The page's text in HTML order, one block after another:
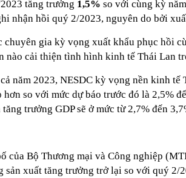
tăng trưởng 1,5% so với cùng kỳ
nhận hồi quý 2/2023, nguyên do bởi
chuyên gia kỳ vọng xuất khẩu phục hồi
nào cải thiện tình hình kinh tế Thái Lan
năm 2023, NESDC kỳ vọng nền kinh tế
hơn so với mức dự báo trước đó là 2,5%
trưởng GDP sẽ ở mức từ 2,7% đến
của Bộ Thương mại và Công nghiệp
sản xuất tăng trưởng trở lại so với quý 2/